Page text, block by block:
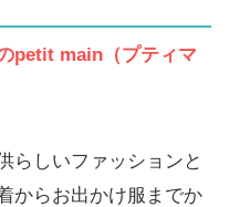
petit main（プティマ
らしいファッションと
からお出かけ服までか